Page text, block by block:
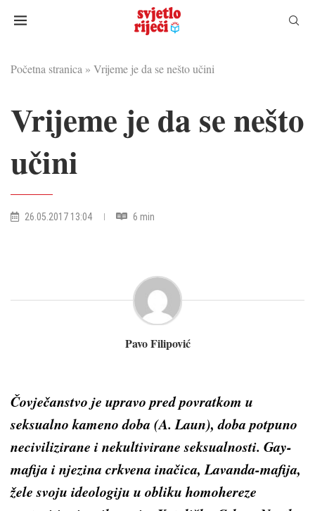
Početna stranica » Vrijeme je da se nešto učini
Vrijeme je da se nešto
učini
26.05.2017 13:04 6 min
Pavo Filipović
Čovječanstvo je upravo pred povratkom u
seksualno kameno doba (A. Laun), doba potpuno
necivilizirane i nekultivirane seksualnosti. Gay-
mafija i njezina crkvena inačica,Lavanda-mafija,
žele svoju ideologiju u obliku homohereze